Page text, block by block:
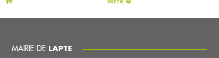
MAIRIE DE LAPTE